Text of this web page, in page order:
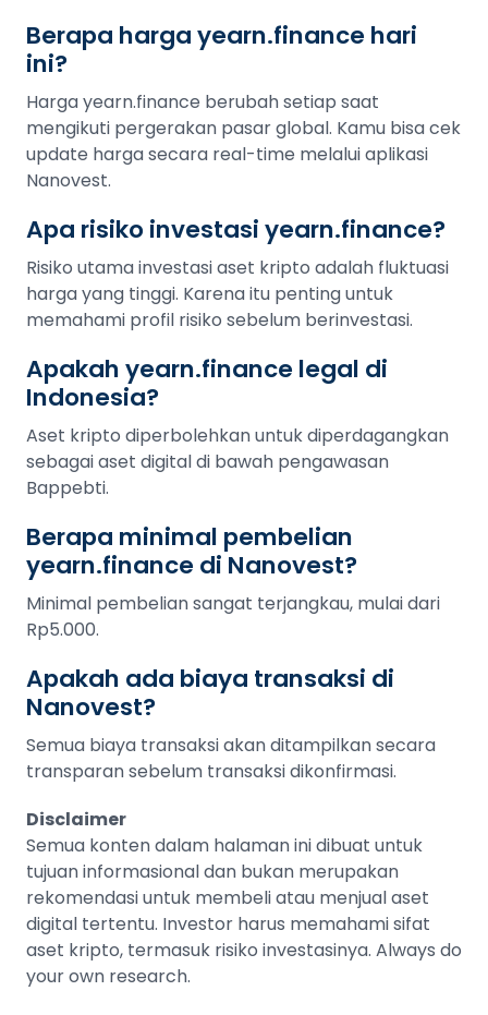
Berapa harga yearn.finance hari
ini?
Harga yearn.finance berubah setiap saat
mengikuti pergerakan pasar global. Kamu bisa cek
update harga secara real-time melalui aplikasi
Nanovest.
Apa risiko investasi yearn.finance?
Risiko utama investasi aset kripto adalah fluktuasi
harga yang tinggi. Karena itu penting untuk
memahami profil risiko sebelum berinvestasi.
Apakah yearn.finance legal di
Indonesia?
Aset kripto diperbolehkan untuk diperdagangkan
sebagai aset digital di bawah pengawasan
Bappebti.
Berapa minimal pembelian
yearn.finance di Nanovest?
Minimal pembelian sangat terjangkau, mulai dari
Rp5.000.
Apakah ada biaya transaksi di
Nanovest?
Semua biaya transaksi akan ditampilkan secara
transparan sebelum transaksi dikonfirmasi.
Disclaimer
Semua konten dalam halaman ini dibuat untuk
tujuan informasional dan bukan merupakan
rekomendasi untuk membeli atau menjual aset
digital tertentu. Investor harus memahami sifat
aset kripto, termasuk risiko investasinya. Always do
your own research.